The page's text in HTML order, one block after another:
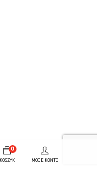
0
KOSZYK MOJE KONTO